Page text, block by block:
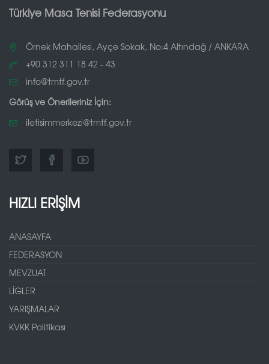
Türkiye Masa Tenisi Federasyonu
Örnek Mahallesi, Ayçe Sokak, No:4 Altındağ / ANKARA
+90 312 311 18 42 - 43
info@tmtf.gov.tr
Görüş ve Önerileriniz İçin:
iletisimmerkezi@tmtf.gov.tr
HIZLI ERİŞİM
ANASAYFA
FEDERASYON
MEVZUAT
LİGLER
YARIŞMALAR
KVKK Politikası